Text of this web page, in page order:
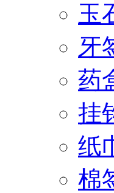
玉
牙
药
挂
纸
棉